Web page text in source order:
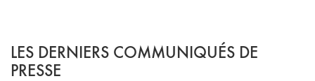
LES DERNIERS COMMUNIQUÉS DE
PRESSE